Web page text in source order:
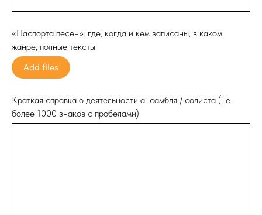
«Паспорта песен»: где, когда и кем записаны, в каком
жанре, полные тексты
Add files
Краткая справка о деятельности ансамбля / солиста (не
более 1000 знаков с пробелами)